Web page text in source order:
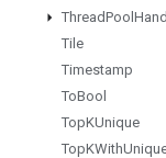
ThreadPool
Tile
Timestamp
ToBool
TopKUnique
TopKWith